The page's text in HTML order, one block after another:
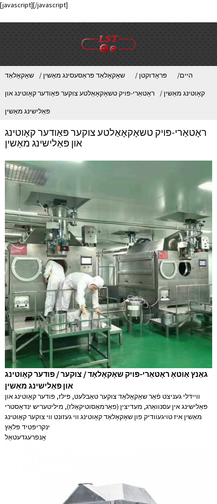
[javascript][/javascript]
היים פּראָדוקטן שאָקאָלאַד פּראַסעסינג מאַשין שאָקאָלאַד
קאָוטינג מאַשין ראָטאַרי-פּויק טשאָקאָאַלטע צוקער פּאַודער קאָוטינג און
פּאַלישינג מאַשין
ראָטאַרי-פּויק טשאָקאָאַלטע צוקער פּאַודער קאָוטינג
און פּאַלישינג מאַשין
גאַנץ אַוטאָ ראָטאַרי-פּויק שאָקאָלאַד / צוקער / פּודער קאָוטינג
און פּאַלישינג מאַשין
וויידלי געניצט פֿאַר שאָקאָלאַד צוקער טאַבלעט, פּילז, פּודער קאָוטינג און
פּאַלישינג אין עסנוואַרג, מעדיצין (פאַרמאַסוטיקאַלז), מיליטעריש ינדאַסטרי
מאַשין איז טויגעוודיק פון שאָקאָלאַד קאָוטינג ווי געזונט ווי צוקער קאָוטינג
ינקריפּטיד פּלאַץ
אָנפרעגדעטאַל